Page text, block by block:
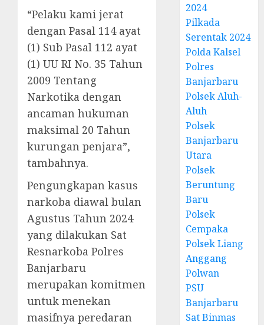
“Pelaku kami jerat
dengan Pasal 114 ayat
(1) Sub Pasal 112 ayat
(1) UU RI No. 35 Tahun
2009 Tentang
Narkotika dengan
ancaman hukuman
maksimal 20 Tahun
kurungan penjara”,
tambahnya.
Pengungkapan kasus
narkoba diawal bulan
Agustus Tahun 2024
yang dilakukan Sat
Resnarkoba Polres
Banjarbaru
merupakan komitmen
untuk menekan
masifnya peredaran
2024
Pilkada
Serentak 2024
Polda Kalsel
Polres
Banjarbaru
Polsek Aluh-
Aluh
Polsek
Banjarbaru
Utara
Polsek
Beruntung
Baru
Polsek
Cempaka
Polsek Liang
Anggang
Polwan
PSU
Banjarbaru
Sat Binmas